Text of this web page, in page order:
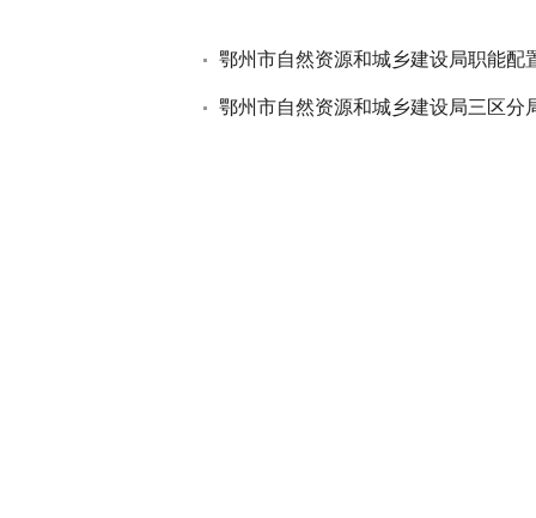
鄂州市自然资源和城乡建设局职能配
鄂州市自然资源和城乡建设局三区分